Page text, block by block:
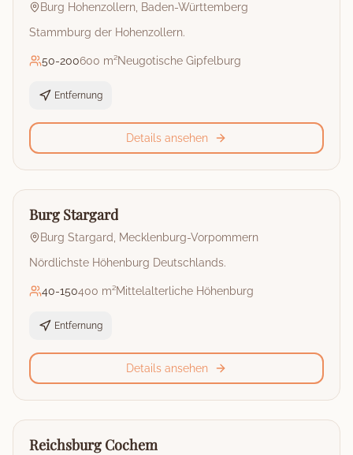
Burg Hohenzollern Baden-Württemberg
Stammburg der Hohenzollern.
50-200600 m²Neugotische Gipfelburg
Entfernung
Details ansehen
🏰
Burg
Burg Stargard
Burg Stargard
Mecklenburg-Vorpommern
Nördlichste Höhenburg Deutschlands.
40-150400 m²Mittelalterliche Höhenburg
Entfernung
Details ansehen
🏰
Burg
Reichsburg Cochem